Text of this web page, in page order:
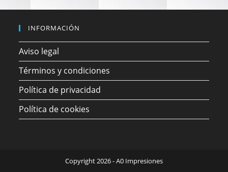
INFORMACIÓN
Aviso legal
Términos y condiciones
Política de privacidad
Política de cookies
Copyright 2026 - A0 Impresiones